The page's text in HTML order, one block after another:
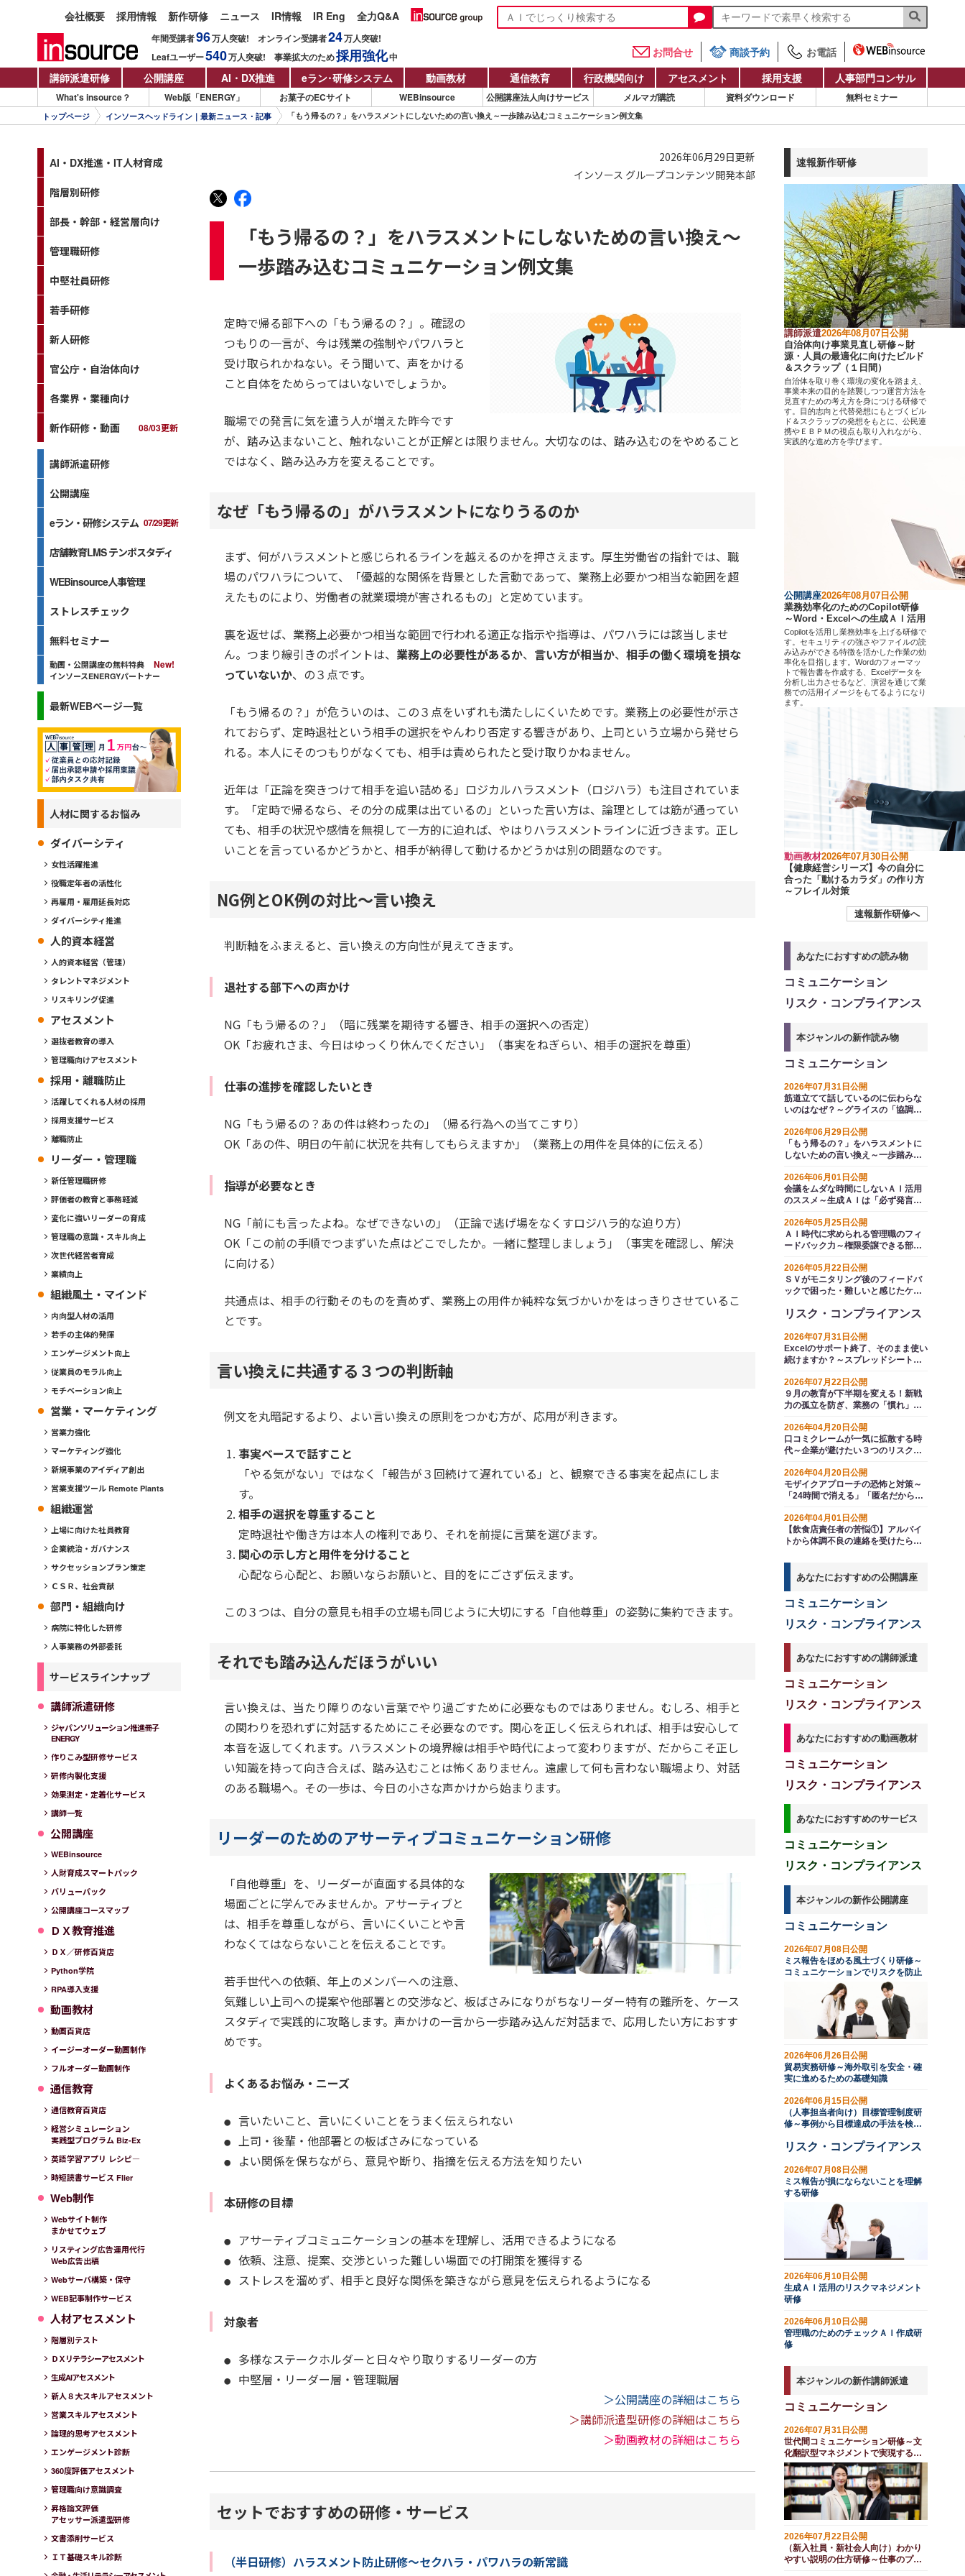
会社概要 採用情報 新作研修 ニュース IR情報 IR Eng 全力Q&A
年間受講者96万人突破! オンライン受講者24万人突破!
Leafユーザー540万人突破! 事業拡大のため採用強化中 お問合せ 商談予約
お電話
講師派遣研修
公開講座 AI・DX推進 eラン・研修システム 動画教材 通信教育 行政機関向け アセスメント 採用支援 人事部門コンサル
What's insource？ Web版「ENERGY」 お菓子のECサイト WEBinsource 公開講座法人向けサービス メルマガ購読 資料ダウンロード 無料セミナー
トップページ インソースヘッドライン｜最新ニュース・記事 「もう帰るの？」をハラスメントにしないための言い換え～一歩踏み込むコミュニケーション例文集
2026年06月29日更新
インソース グループコンテンツ開発本部
「もう帰るの？」をハラスメントにしないための言い換え～
一歩踏み込むコミュニケーション例文集
定時で帰る部下への「もう帰るの？」。確認の
つもりの一言が、今は残業の強制やパワハラと
受け取られかねない。そう聞いて、声をかける
こと自体をためらってはいないでしょうか。
職場での発言に気を遣う人が増えた昨今です
が、踏み込まないこと、触れないことが正解とは限りません。大切なのは、踏み込むのをやめること
ではなく、踏み込み方を変えることです。
なぜ「もう帰るの」がハラスメントになりうるのか
まず、何がハラスメントと感じられるラインを越えるのかを押さえます。厚生労働省の指針では、職
場のパワハラについて、「優越的な関係を背景とした言動であって、業務上必要かつ相当な範囲を超
えたものにより、労働者の就業環境が害されるもの」と定めています。
裏を返せば、業務上必要かつ相当な範囲で行われる適正な指示や指導は、パワハラには該当しませ
ん。つまり線引きのポイントは、 業務上の必要性があるか、 言い方が相当か、 相手の働く環境を損な
っていないか、の３点です。
「もう帰るの？」が危ういのは、この３点をいずれも満たしにくいためです。業務上の必要性が示さ
れておらず、定時退社という相手の選択をやんわり否定する響きがあり、上司という立場から発せら
れる。本人にそのつもりがなくても、相手は責められたと受け取りかねません。
近年は「正論を突きつけて相手を追い詰める」ロジカルハラスメント（ロジハラ）も注目されていま
す。「定時で帰るなら、その分の成果は出ているの」といった言い方は、論理としては筋が通ってい
ても、相手の状況や感情を無視して一方的に迫れば、やはりハラスメントラインに近づきます。正し
いことを言っているかどうかと、相手が納得して動けるかどうかは別の問題なのです。
NG例とOK例の対比～言い換え
判断軸をふまえると、言い換えの方向性が見えてきます。
退社する部下への声かけ
NG「もう帰るの？」（暗に残業を期待する響き、相手の選択への否定）
OK「お疲れさま、今日はゆっくり休んでください」（事実をねぎらい、相手の選択を尊重）
仕事の進捗を確認したいとき
NG「もう帰るの？あの件は終わったの」（帰る行為への当てこすり）
OK「あの件、明日の午前に状況を共有してもらえますか」（業務上の用件を具体的に伝える）
指導が必要なとき
NG「前にも言ったよね。なぜできないの」（正論で逃げ場をなくすロジハラ的な迫り方）
OK「この前の手順でつまずいた点はどこでしたか。一緒に整理しましょう」（事実を確認し、解決
に向ける）
共通点は、相手の行動そのものを責めず、業務上の用件か純粋な気づかいかをはっきりさせているこ
とです。
言い換えに共通する３つの判断軸
例文を丸暗記するより、よい言い換えの原則をつかむ方が、応用が利きます。
事実ベースで話すこと
「やる気がない」ではなく「報告が３回続けて遅れている」と、観察できる事実を起点にしま
す。
相手の選択を尊重すること
定時退社や働き方は本人の権利であり、それを前提に言葉を選びます。
関心の示し方と用件を分けること
心配なら心配と、お願いならお願いと、目的をにごさず伝えます。
この３つは、自分の意見も相手の立場も同じように大切にする「自他尊重」の姿勢に集約できます。
それでも踏み込んだほうがいい
言い換えは、当たり障りのない言葉でやり過ごすために必要なものではありません。むしろ、相手と
の関わりを恐れずに対話するためにこそ必要なのです。関心を正しく伝えられれば、相手は安心して
本音を返してくれます。ハラスメントの境界線は相手や時代によって変わりますが、だからこそ正し
い知識を持って向き合えば、踏み込むことは怖くありません。遠慮して何も言わない職場より、対話
のある職場へ。その一歩は、今日の小さな声かけから始まります。
リーダーのためのアサーティブコミュニケーション研修
「自他尊重」を、リーダーが直面する具体的な
場面ごとに学んでみませんか。アサーティブと
は、相手を尊重しながら、言いにくいことや言
わなくてはならないことを伝えることです。
若手世代への依頼、年上のメンバーへの注意、
気難しい上司への提案や他部署との交渉など、板ばさみになりがちなリーダー特有の難所を、ケース
スタディで実践的に攻略します。声かけの一言から一歩踏み込んだ対話まで、応用したい方におすす
めです。
よくあるお悩み・ニーズ
言いたいこと、言いにくいことをうまく伝えられない
上司・後輩・他部署との板ばさみになっている
よい関係を保ちながら、意見や断り、指摘を伝える方法を知りたい
本研修の目標
アサーティブコミュニケーションの基本を理解し、活用できるようになる
依頼、注意、提案、交渉といった難しい場面での打開策を獲得する
ストレスを溜めず、相手と良好な関係を築きながら意見を伝えられるようになる
対象者
多様なステークホルダーと日々やり取りするリーダーの方
中堅層・リーダー層・管理職層
＞公開講座の詳細はこちら
＞講師派遣型研修の詳細はこちら
＞動画教材の詳細はこちら
セットでおすすめの研修・サービス
（半日研修）ハラスメント防止研修～セクハラ・パワハラの新常識
AI・DX推進・IT人材育成
階層別研修
部長・幹部・経営層向け
管理職研修
中堅社員研修
若手研修
新人研修
官公庁・自治体向け
各業界・業種向け
新作研修・動画 08/03更新
講師派遣研修
公開講座
eラン・研修システム 07/29更新
店舗教育LMS テンポスタディ
WEBinsource人事管理
ストレスチェック
無料セミナー
動画・公開講座の無料特典
インソースENERGYパートナー
最新WEBページ一覧
人材に関するお悩み
ダイバーシティ
女性活躍推進
役職定年者の活性化
再雇用・雇用延長対応
ダイバーシティ推進
人的資本経営
人的資本経営（管理）
タレントマネジメント
リスキリング促進
アセスメント
選抜者教育の導入
管理職向けアセスメント
採用・離職防止
活躍してくれる人材の採用
採用支援サービス
離職防止
リーダー・管理職
新任管理職研修
評価者の教育と事務軽減
変化に強いリーダーの育成
管理職の意識・スキル向上
次世代経営者育成
業績向上
組織風土・マインド
内向型人材の活用
若手の主体的発揮
エンゲージメント向上
従業員のモラル向上
モチベーション向上
営業・マーケティング
営業力強化
マーケティング強化
新規事業のアイディア創出
営業支援ツール Remote Plants
組織運営
上場に向けた社員教育
企業統治・ガバナンス
サクセッションプラン策定
ＣＳＲ、社会貢献
部門・組織向け
病院に特化した研修
人事業務の外部委託
サービスラインナップ
講師派遣研修
ジャパンソリューション推進冊子
ENERGY
作りこみ型研修サービス
研修内製化支援
効果測定・定着化サービス
講師一覧
公開講座
WEBinsource
人財育成スマートパック
バリューパック
公開講座コースマップ
ＤＸ教育推進
ＤＸ／研修百貨店
Python学院
RPA導入支援
動画教材
動画百貨店
イージーオーダー動画制作
フルオーダー動画制作
通信教育
通信教育百貨店
経営シミュレーション
実践型プログラム Biz-Ex
英語学習アプリ レシピ―
時短読書サービス Flier
Web制作
Webサイト制作
まかせてウェブ
リスティング広告運用代行
Web広告出稿
Webサーバ構築・保守
WEB記事制作サービス
人材アセスメント
階層別テスト
ＤＸリテラシーアセスメント
生成AIアセスメント
新人８大スキルアセスメント
営業スキルアセスメント
論理的思考アセスメント
エンゲージメント診断
360度評価アセスメント
管理職向け意識調査
昇格論文評価
アセッサー派遣型研修
文書添削サービス
ＩＴ基礎スキル診断
速報新作研修
講師派遣2026年08月07日公開
自治体向け事業見直し研修～財
源・人員の最適化に向けたビルド
＆スクラップ（１日間）
自治体を取り巻く環境の変化を踏まえ、
事業本来の目的を踏襲しつつ運営方法を
見直すための考え方を身につける研修で
す。目的志向と代替発想にもとづくビル
ド＆スクラップの発想をもとに、公民連
携やＥＢＰＭの視点も取り入れながら、
実践的な進め方を学びます。
公開講座2026年08月07日公開
業務効率化のためのCopilot研修
～Word・Excelへの生成ＡＩ活用
Copilotを活用し業務効率を上げる研修で
す。セキュリティの強さやファイルの読
み込みができる特徴を活かした作業の効
率化を目指します。Wordのフォーマッ
トで報告書を作成する、Excelデータを
分析し出力させるなど、演習を通じて業
務での活用イメージをもてるようになり
ます。
動画教材2026年07月30日公開
【健康経営シリーズ】今の自分に
合った「動けるカラダ」の作り方
～フレイル対策
速報新作研修へ
あなたにおすすめの読み物
コミュニケーション
リスク・コンプライアンス
本ジャンルの新作読み物
コミュニケーション
2026年07月31日公開
筋道立てて話しているのに伝わらな
いのはなぜ？～グライスの「協調の
2026年06月29日公開
「もう帰るの？」をハラスメントに
しないための言い換え～一歩踏み込
2026年06月01日公開
会議をムダな時間にしないＡＩ活用
のススメ～生成ＡＩは「必ず発言す
2026年05月25日公開
ＡＩ時代に求められる管理職のフィ
ードバック力～権限委譲できる部下
供」
2026年05月22日公開
ＳＶがモニタリング後のフィードバ
ックで困った・難しいと感じたケー
促すには
リスク・コンプライアンス
2026年07月31日公開
Excelのサポート終了、そのまま使い
続けますか？～スプレッドシートと
2026年07月22日公開
９月の教育が下半期を変える！新戦
力の孤立を防ぎ、業務の「慣れ」か
2026年04月20日公開
口コミクレームが一気に拡散する時
代～企業が避けたい３つのリスクと
2026年04月20日公開
モザイクアプローチの恐怖と対策～
「24時間で消える」「匿名だから」
窮地に追い込む
2026年04月01日公開
【飲食店責任者の苦悩①】アルバイ
トから体調不良の連絡を受けたら～
先？
あなたにおすすめの公開講座
コミュニケーション
リスク・コンプライアンス
あなたにおすすめの講師派遣
コミュニケーション
リスク・コンプライアンス
あなたにおすすめの動画教材
コミュニケーション
リスク・コンプライアンス
あなたにおすすめのサービス
コミュニケーション
リスク・コンプライアンス
本ジャンルの新作公開講座
コミュニケーション
2026年07月08日公開
ミス報告をほめる風土づくり研修～
コミュニケーションでリスクを防止
2026年06月26日公開
貿易実務研修～海外取引を安全・確
実に進めるための基礎知識
2026年06月15日公開
（人事担当者向け）目標管理制度研
修～事例から目標達成の手法を検討
リスク・コンプライアンス
2026年07月08日公開
ミス報告が損にならないことを理解
する研修
2026年06月10日公開
生成ＡＩ活用のリスクマネジメント
研修
2026年06月10日公開
管理職のためのチェックＡＩ作成研
修
本ジャンルの新作講師派遣
コミュニケーション
2026年07月31日公開
世代間コミュニケーション研修～文
化翻訳型マネジメントで実現する
（１日間）
2026年07月22日公開
（新入社員・新社会人向け）わかり
やすい説明の仕方研修～仕事のプレ